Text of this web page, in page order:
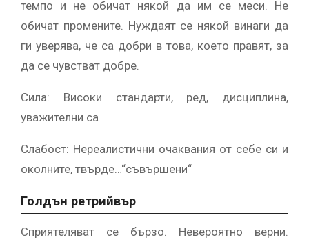
темпо и не обичат някой да им се меси. Не
обичат промените. Нуждаят се някой винаги да
ги уверява, че са добри в това, което правят, за
да се чувстват добре.
Сила: Високи стандарти, ред, дисциплина,
уважителни са
Слабост: Нереалистични очаквания от себе си и
околните, твърде…“съвършени“
Голдън ретрийвър
Сприятеляват се бързо. Невероятно верни.